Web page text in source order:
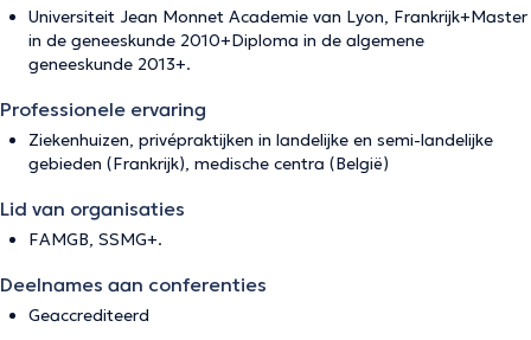
Universiteit Jean Monnet Academie van Lyon, Frankrijk+Master
in de geneeskunde 2010+Diploma in de algemene
geneeskunde 2013+.
Professionele ervaring
Ziekenhuizen, privépraktijken in landelijke en semi-landelijke
gebieden (Frankrijk), medische centra (België)
Lid van organisaties
FAMGB, SSMG+.
Deelnames aan conferenties
Geaccrediteerd